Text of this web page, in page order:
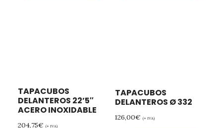
TAPACUBOS
DELANTEROS 22’5″
ACERO INOXIDABLE
204,75€ (+ IVA)
TAPACUBOS
DELANTEROS Ø 332
126,00€ (+ IVA)